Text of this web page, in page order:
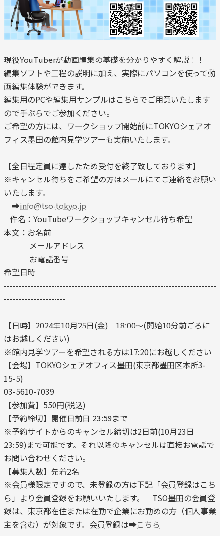
現役YouTuberが動画編集の基礎を分かりやすく解説！！
編集ソフトや工程の説明に加え、実際にパソコンを使って動
画編集体験ができます。
編集用のPCや編集用サンプルはこちらでご用意いたします
ので手ぶらでご参加ください。
ご希望の方には、ワークショップ開始前にTOKYOシェアオ
フィス墨田の館内見学ツアーも実施いたします。
【全日程定員に達したため受付を終了致しております】
※キャンセル待ちをご希望の方はメールにてご連絡をお願い
いたします。
➡info@tso-tokyo.jp
件名：YouTubeワークショップキャンセル待ち希望
本文：お名前
メールアドレス
お電話番号
希望日時
------------------------------------------------------------------------
---------------------
【日時】2024年10月25日(金) 18:00～(開始10分前ごろに
はお越しください)
※館内見学ツアーを希望される方は17:20にお越しください
【会場】TOKYOシェアオフィス墨田(東京都墨田区本所3-
15-5)
03-5610-7039
【参加費】550円(税込)
【予約締切】開催日前日 23:59まで
※予約サイトからのキャンセル締切は2日前(10月23日
23:59)まで可能です。それ以降のキャンセルは直接お電話で
お問い合わせください。
【募集人数】先着2名
※会員様限定ですので、未登録の方は下記「会員登録はこち
ら」より会員登録をお願いいたします。 TSO墨田の会員登
録は、東京都在住または在勤で企業にお勤めの方（個人事業
主を含む）が対象です。会員登録は➡こちら